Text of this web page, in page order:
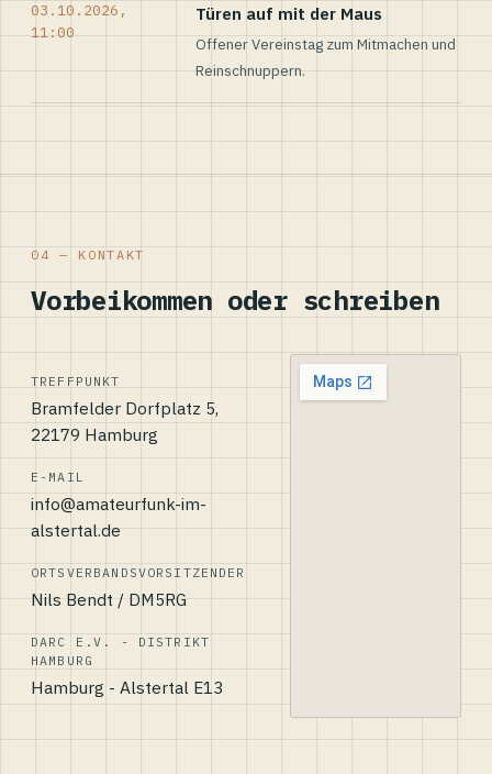
03.10.2026,
11:00
Türen auf mit der Maus
Offener Vereinstag zum Mitmachen und
Reinschnuppern.
04 — KONTAKT
Vorbeikommen oder schreiben
TREFFPUNKT
Bramfelder Dorfplatz 5,
22179 Hamburg
E-MAIL
info@amateurfunk-im-
alstertal.de
ORTSVERBANDSVORSITZENDER
Nils Bendt / DM5RG
DARC E.V. - DISTRIKT
HAMBURG
Hamburg - Alstertal E13